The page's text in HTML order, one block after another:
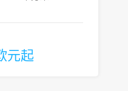
元起